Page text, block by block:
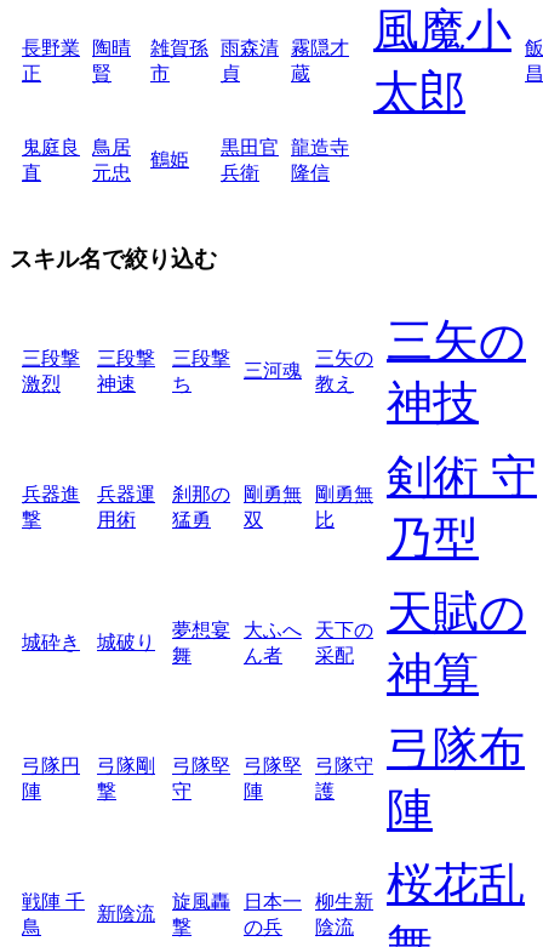
長野業
正
陶晴
賢
雑賀孫
市
雨森清
貞
霧隠才
蔵
風魔小
太郎
昌
鬼庭良
直
鳥居
元忠
鶴姫
黒田官
兵衛
龍造寺
隆信
スキル名で絞り込む
三段撃
激烈
三段撃
神速
三段撃
ち
三河魂
三矢の
教え
三矢の
神技
兵器進
撃
兵器運
用術
刹那の
猛勇
剛勇無
双
剛勇無
比
剣術 守
乃型
城砕き 城破り
夢想宴
舞
大ふへ
ん者
天下の
采配
天賦の
神算
弓隊円
陣
弓隊剛
撃
弓隊堅
守
弓隊堅
陣
弓隊守
護
弓隊布
陣
戦陣 千
鳥
新陰流
旋風轟
撃
日本一
の兵
柳生新
陰流
桜花乱